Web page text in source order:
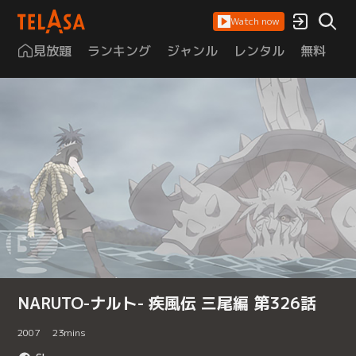
Watch now
見放題 ランキング ジャンル レンタル 無料
NARUTO-ナルト- 疾風伝 三尾編 第326話
2007 23mins